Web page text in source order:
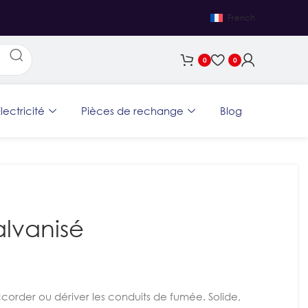
French
0 0
Pièces de rechange Blog
ou dériver les conduits de fumée. Solide,